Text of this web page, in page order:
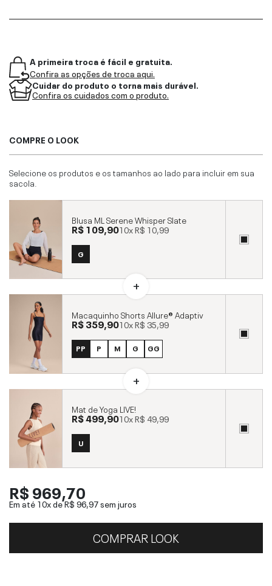
A primeira troca é fácil e gratuita.
Confira as opções de troca aqui.
Cuidar do produto o torna mais durável.
Confira os cuidados com o produto.
COMPRE O LOOK
Selecione os produtos e os tamanhos ao lado para incluir em sua
sacola.
Blusa ML Serene Whisper Slate
R$ 109,9010xR$ 10,99
G
Macaquinho Shorts Allure® Adaptiv
R$ 359,9010xR$ 35,99
PP P M G GG
Mat de Yoga LIVE!
R$ 499,9010xR$ 49,99
U
R$ 969,70
Em até 10x deR$ 96,97sem juros
COMPRAR LOOK